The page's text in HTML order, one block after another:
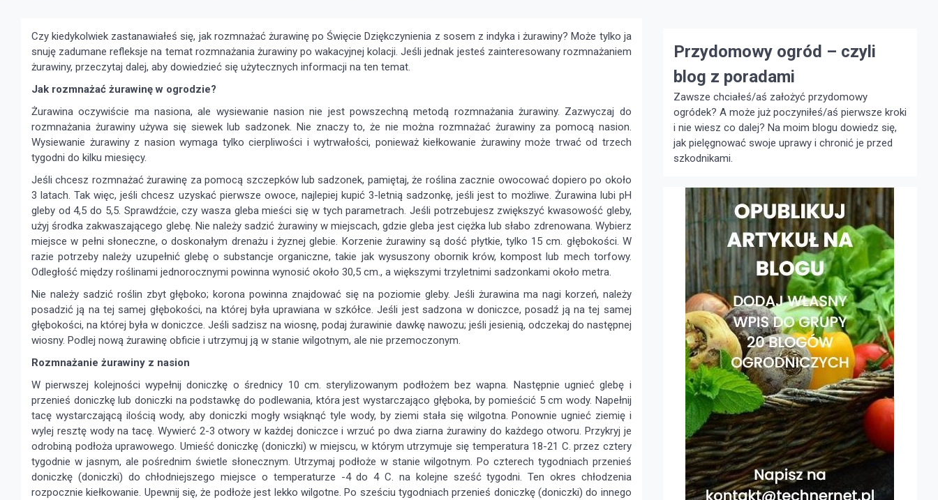
Czy kiedykolwiek zastanawiałeś się, jak rozmnażać żurawinę po Święcie Dziękczynienia z sosem z indyka i żurawiny? Może tylko ja
snuję zadumane refleksje na temat rozmnażania żurawiny po wakacyjnej kolacji. Jeśli jednak jesteś zainteresowany rozmnażaniem
żurawiny, przeczytaj dalej, aby dowiedzieć się użytecznych informacji na ten temat.
Jak rozmnażać żurawinę w ogrodzie?
Żurawina oczywiście ma nasiona, ale wysiewanie nasion nie jest powszechną metodą rozmnażania żurawiny. Zazwyczaj do
rozmnażania żurawiny używa się siewek lub sadzonek. Nie znaczy to, że nie można rozmnażać żurawiny za pomocą nasion.
Wysiewanie żurawiny z nasion wymaga tylko cierpliwości i wytrwałości, ponieważ kiełkowanie żurawiny może trwać od trzech
tygodni do kilku miesięcy.
Jeśli chcesz rozmnażać żurawinę za pomocą szczepków lub sadzonek, pamiętaj, że roślina zacznie owocować dopiero po około
3 latach. Tak więc, jeśli chcesz uzyskać pierwsze owoce, najlepiej kupić 3-letnią sadzonkę, jeśli jest to możliwe. Żurawina lubi pH
gleby od 4,5 do 5,5. Sprawdźcie, czy wasza gleba mieści się w tych parametrach. Jeśli potrzebujesz zwiększyć kwasowość gleby,
użyj środka zakwaszającego glebę. Nie należy sadzić żurawiny w miejscach, gdzie gleba jest ciężka lub słabo zdrenowana. Wybierz
miejsce w pełni słoneczne, o doskonałym drenażu i żyznej glebie. Korzenie żurawiny są dość płytkie, tylko 15 cm. głębokości. W
razie potrzeby należy uzupełnić glebę o substancje organiczne, takie jak wysuszony obornik krów, kompost lub mech torfowy.
Odległość między roślinami jednorocznymi powinna wynosić około 30,5 cm., a większymi trzyletnimi sadzonkami około metra.
Nie należy sadzić roślin zbyt głęboko; korona powinna znajdować się na poziomie gleby. Jeśli żurawina ma nagi korzeń, należy
posadzić ją na tej samej głębokości, na której była uprawiana w szkółce. Jeśli jest sadzona w doniczce, posadź ją na tej samej
głębokości, na której była w doniczce. Jeśli sadzisz na wiosnę, podaj żurawinie dawkę nawozu; jeśli jesienią, odczekaj do następnej
wiosny. Podlej nową żurawinę obficie i utrzymuj ją w stanie wilgotnym, ale nie przemoczonym.
Rozmnażanie żurawiny z nasion
W pierwszej kolejności wypełnij doniczkę o średnicy 10 cm. sterylizowanym podłożem bez wapna. Następnie ugnieć glebę i
przenieś doniczkę lub doniczki na podstawkę do podlewania, która jest wystarczająco głęboka, by pomieścić 5 cm wody. Napełnij
tacę wystarczającą ilością wody, aby doniczki mogły wsiąknąć tyle wody, by ziemi stała się wilgotna. Ponownie ugnieć ziemię i
wylej resztę wody na tacę. Wywierć 2-3 otwory w każdej doniczce i wrzuć po dwa ziarna żurawiny do każdego otworu. Przykryj je
odrobiną podłoża uprawowego. Umieść doniczkę (doniczki) w miejscu, w którym utrzymuje się temperatura 18-21 C. przez cztery
tygodnie w jasnym, ale pośrednim świetle słonecznym. Utrzymaj podłoże w stanie wilgotnym. Po czterech tygodniach przenieś
doniczkę (doniczki) do chłodniejszego miejsce o temperaturze -4 do 4 C. na kolejne sześć tygodni. Ten okres chłodzenia
rozpocznie kiełkowanie. Upewnij się, że podłoże jest lekko wilgotne. Po sześciu tygodniach przenieś doniczkę (doniczki) do innego
Przydomowy ogród – czyli
blog z poradami
Zawsze chciałeś/aś założyć przydomowy
ogródek? A może już poczyniłeś/aś pierwsze kroki
i nie wiesz co dalej? Na moim blogu dowiedz się,
jak pielęgnować swoje uprawy i chronić je przed
szkodnikami.